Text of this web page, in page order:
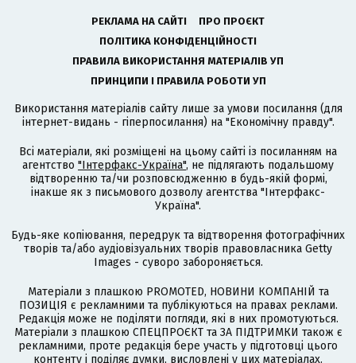
РЕКЛАМА НА САЙТІ
ПРО ПРОЄКТ
ПОЛІТИКА КОНФІДЕНЦІЙНОСТІ
ПРАВИЛА ВИКОРИСТАННЯ МАТЕРІАЛІВ УП
ПРИНЦИПИ І ПРАВИЛА РОБОТИ УП
Використання матеріалів сайту лише за умови посилання (для
інтернет-видань - гіперпосилання) на "Економічну правду".
Всі матеріали, які розміщені на цьому сайті із посиланням на
агентство "Інтерфакс-Україна", не підлягають подальшому
відтворенню та/чи розповсюдженню в будь-якій формі,
інакше як з письмового дозволу агентства "Інтерфакс-
Україна".
Будь-яке копіювання, передрук та відтворення фотографічних
творів та/або аудіовізуальних творів правовласника Getty
Images - суворо забороняється.
Матеріали з плашкою PROMOTED, НОВИНИ КОМПАНІЙ та
ПОЗИЦІЯ є рекламними та публікуються на правах реклами.
Редакція може не поділяти погляди, які в них промотуються.
Матеріали з плашкою СПЕЦПРОЄКТ та ЗА ПІДТРИМКИ також є
рекламними, проте редакція бере участь у підготовці цього
контенту і поділяє думки, висловлені у цих матеріалах.